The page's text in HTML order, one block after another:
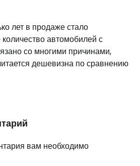
лет в продаже стало
автомобилей с
со многими причинами,
дешевизна по сравнению
вам необходимо